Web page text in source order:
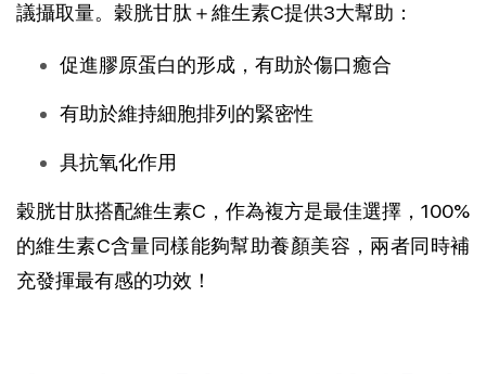
議攝取量。穀胱甘肽＋維生素C提供3大幫助：
促進膠原蛋白的形成，有助於傷口癒合
有助於維持細胞排列的緊密性
具抗氧化作用
穀胱甘肽搭配維生素C，作為複方是最佳選擇，100%
的維生素C含量同樣能夠幫助養顏美容，兩者同時補
充發揮最有感的功效！